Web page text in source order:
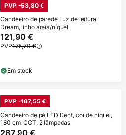
PVP -53,80 €
Candeeiro de parede Luz de leitura
Dream, linho areia/níquel
121,90 €
PVP175,70 €
Em stock
PVP -187,55 €
Candeeiro de pé LED Dent, cor de níquel,
180 cm, CCT, 2 lâmpadas
287,90 €